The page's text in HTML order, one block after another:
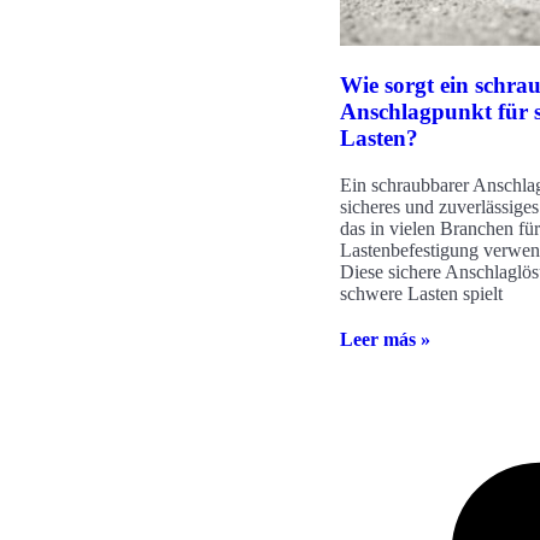
Wie sorgt ein
Anschlagpunkt für
Lasten?
Ein schraubbarer
sicheres und
das in vielen Branchen
Lastenbefestigung
Diese sichere
schwere Lasten spielt
Leer más »